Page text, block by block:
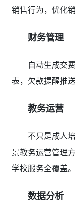
销售行为，优化
财务管理
自动生成交
表，欠款提醒推
教务运营
不只是成人
景教务运营管理
学校服务全覆盖。
数据分析